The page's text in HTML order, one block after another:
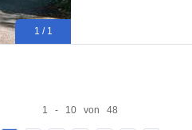
1 / 1
1 - 10 von 48